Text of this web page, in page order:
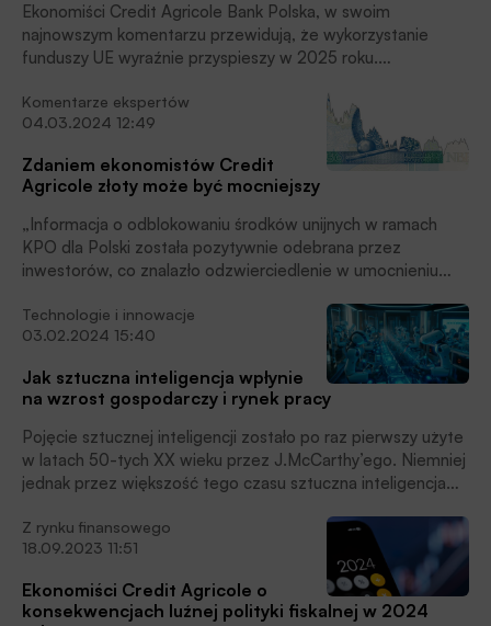
Ekonomiści Credit Agricole Bank Polska, w swoim
najnowszym komentarzu przewidują, że wykorzystanie
funduszy UE wyraźnie przyspieszy w 2025 roku.
wzrosną w ujęciu realnym o ponad 25% r/r . Zamieszczamy
obszerne fragmenty dzisiejsze MAKROmapy.
Komentarze ekspertów
04.03.2024 12:49
Zdaniem ekonomistów Credit
Agricole złoty może być mocniejszy
„Informacja o odblokowaniu środków unijnych w ramach
KPO dla Polski została pozytywnie odebrana przez
inwestorów, co znalazło odzwierciedlenie w umocnieniu
aprecjacja złotego będzie kontynuowana w kolejnych
kwartałach, w efekcie czego kurs EURPLN obniży się do
4,24 na koniec br. i 4,20 na koniec 2025 roku.” – czytamy
w najnowszym komentarzu ekonomistów Credit Agricole
Bank Polska, w MAKROmapie. Poniżej prezentujemy
fragment komentarza ekonomistów banku poświęcony
gospodarkom państw naszego regionu.
Technologie i innowacje
03.02.2024 15:40
Jak sztuczna inteligencja wpłynie
na wzrost gospodarczy i rynek pracy
Pojęcie sztucznej inteligencji zostało po raz pierwszy użyte
w latach 50-tych XX wieku przez J.McCarthy’ego. Niemniej
jednak przez większość tego czasu sztuczna inteligencja
a w mniejszym stopniu jako narzędzie mające zastosowanie
w rzeczywistości. Ten pogląd stopniowo zmieniał się wraz z
rozwojem technologii i wzrostem dostępnych mocy
obliczeniowych. W ostatnich latach wpływ sztucznej
inteligencji na perspektywy wzrostu gospodarczego stawał
Z rynku finansowego
18.09.2023 11:51
Ekonomiści Credit Agricole o
konsekwencjach luźnej polityki fiskalnej w 2024